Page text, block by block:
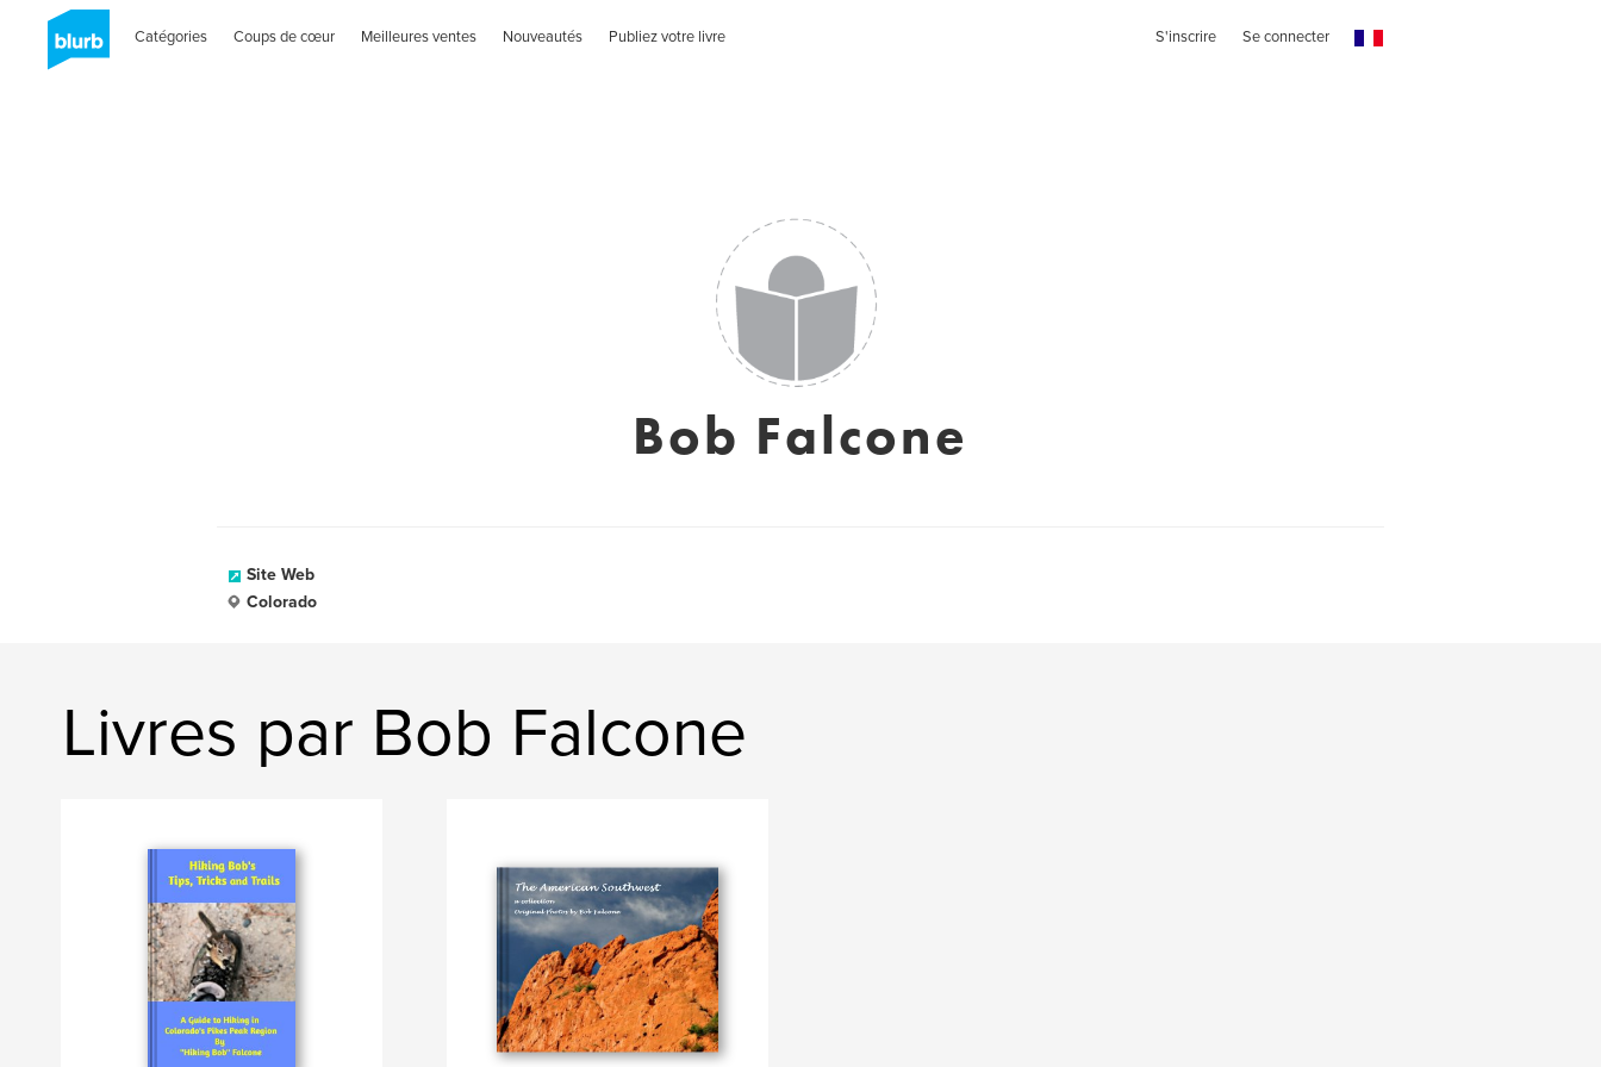
Catégories Coups de cœur Meilleures ventes Nouveautés Publiez votre livre S'inscrire Se connecter
Bob Falcone
Site Web
Colorado
Livres par Bob Falcone